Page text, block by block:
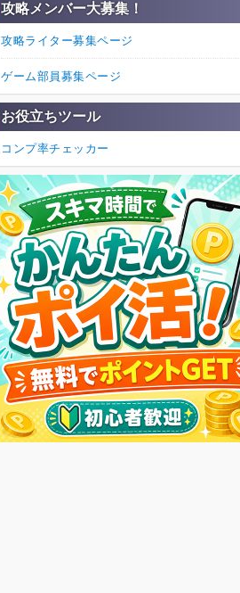
攻略メンバー大募集！
攻略ライター募集ページ
ゲーム部員募集ページ
お役立ちツール
コンプ率チェッカー